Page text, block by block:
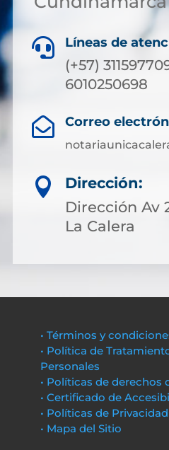
 Líneas de
(+57)
6010250698
 Correo

Dirección:
Dirección Av
La Calera
• Términos y
• Política de
Personales
• Políticas de derechos
• Certificado de
• Políticas de
• Mapa del Sitio